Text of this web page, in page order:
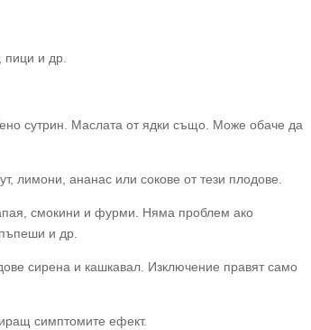
пици и др.
сутрин. Маслата от ядки също. Може обаче да
лимони, ананас или сокове от тези плодове.
смокини и фурми. Няма проблем ако
и др.
сирена и кашкавал. Изключение правят само
симптомите ефект.